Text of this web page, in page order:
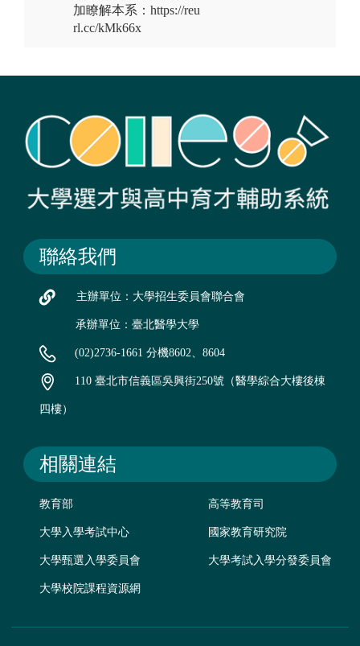
加瞭解本系：https://reu
rl.cc/kMk66x
聯絡我們
主辦單位：大學招生委員會聯合會
承辦單位：臺北醫學大學
(02)2736-1661 分機8602、8604
110 臺北市信義區吳興街250號（醫學綜合大樓後棟
四樓）
相關連結
教育部 高等教育司
大學入學考試中心 國家教育研究院
大學甄選入學委員會 大學考試入學分發委員會
大學校院課程資源網